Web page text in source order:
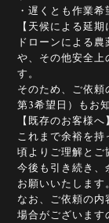
・遅くとも作業
【天候による延期
ドローンによる
や、その他安全上
す。
そのため、ご依頼
第3希望日）もお
【既存のお客様へ】
これまで余裕を
頃よりご理解とご
今後も引き続き、
お願いいたします。
なお、ご依頼の
場合がございます